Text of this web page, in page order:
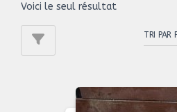
Voici le seul résultat